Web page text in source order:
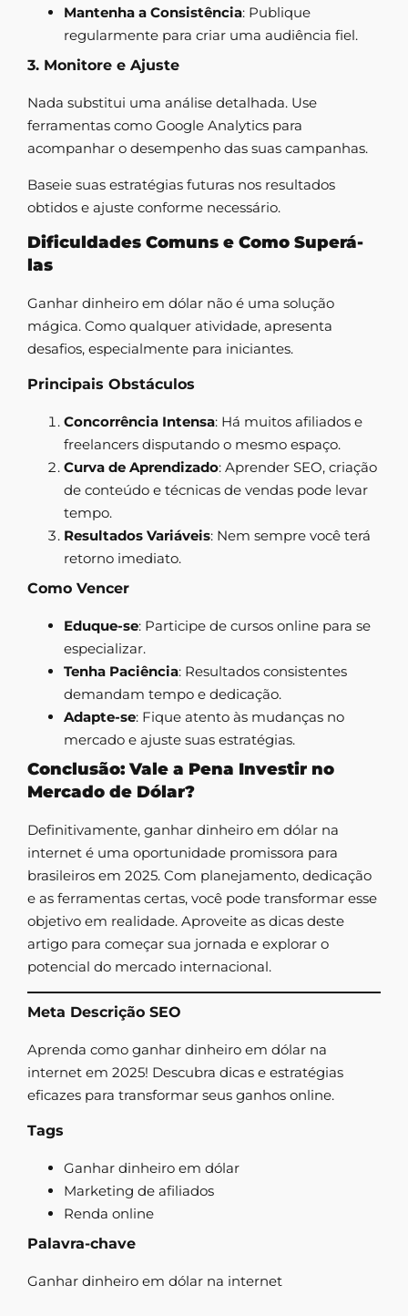
Mantenha a Consistência: Publique
regularmente para criar uma audiência fiel.
3. Monitore e Ajuste
Nada substitui uma análise detalhada. Use
ferramentas como Google Analytics para
acompanhar o desempenho das suas campanhas.
Baseie suas estratégias futuras nos resultados
obtidos e ajuste conforme necessário.
Dificuldades Comuns e Como Superá-
las
Ganhar dinheiro em dólar não é uma solução
mágica. Como qualquer atividade, apresenta
desafios, especialmente para iniciantes.
Principais Obstáculos
Concorrência Intensa: Há muitos afiliados e
freelancers disputando o mesmo espaço.
Curva de Aprendizado: Aprender SEO, criação
de conteúdo e técnicas de vendas pode levar
tempo.
Resultados Variáveis: Nem sempre você terá
retorno imediato.
Como Vencer
Eduque-se: Participe de cursos online para se
especializar.
Tenha Paciência: Resultados consistentes
demandam tempo e dedicação.
Adapte-se: Fique atento às mudanças no
mercado e ajuste suas estratégias.
Conclusão: Vale a Pena Investir no
Mercado de Dólar?
Definitivamente, ganhar dinheiro em dólar na
internet é uma oportunidade promissora para
brasileiros em 2025. Com planejamento, dedicação
e as ferramentas certas, você pode transformar esse
objetivo em realidade. Aproveite as dicas deste
artigo para começar sua jornada e explorar o
potencial do mercado internacional.
Meta Descrição SEO
Aprenda como ganhar dinheiro em dólar na
internet em 2025! Descubra dicas e estratégias
eficazes para transformar seus ganhos online.
Tags
Ganhar dinheiro em dólar
Marketing de afiliados
Renda online
Palavra-chave
Ganhar dinheiro em dólar na internet